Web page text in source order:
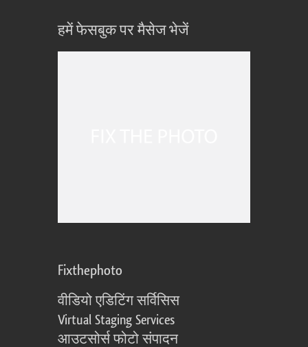
हमें फेसबुक पर मैसेज भेजें
Fixthephoto
वीडियो एडिटिंग सर्विसिस
Virtual Staging Services
आउटसोर्स फोटो संपादन